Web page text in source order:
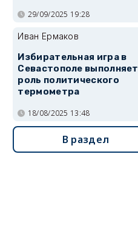
29/09/2025 19:28
Иван Ермаков
Избирательная игра в
Севастополе выполняет
роль политического
термометра
18/08/2025 13:48
В раздел